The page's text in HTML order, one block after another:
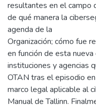
resultantes en el campo
de qué manera la
agenda de la
Organización; cómo fue
en función de esta
instituciones y agencias
OTAN tras el episodio
marco legal aplicable al
Manual de Tallinn.